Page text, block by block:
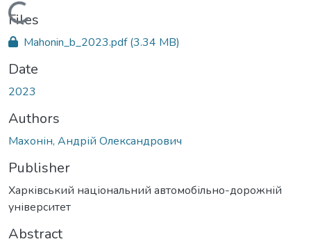
Loading...
Files
Mahonin_b_2023.pdf(3.34 MB)
Date
2023
Authors
Махонін, Андрій Олександрович
Publisher
Харківський національний автомобільно-дорожній
університет
Abstract